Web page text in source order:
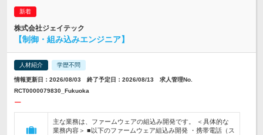
株式会社ジェイテック
【制御・組み込みエンジニア】
人材紹介 学歴不問
情報更新日：2026/08/03 終了予定日：2026/08/13 求人管理No.
RCT0000079830_Fukuoka
ー
主な業務は、ファームウェアの組込み開発です。 ＜具体的な
業務内容＞ ■以下のファームウェア組込み開発 ・携帯電話（ス